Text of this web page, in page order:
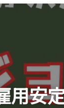
用安